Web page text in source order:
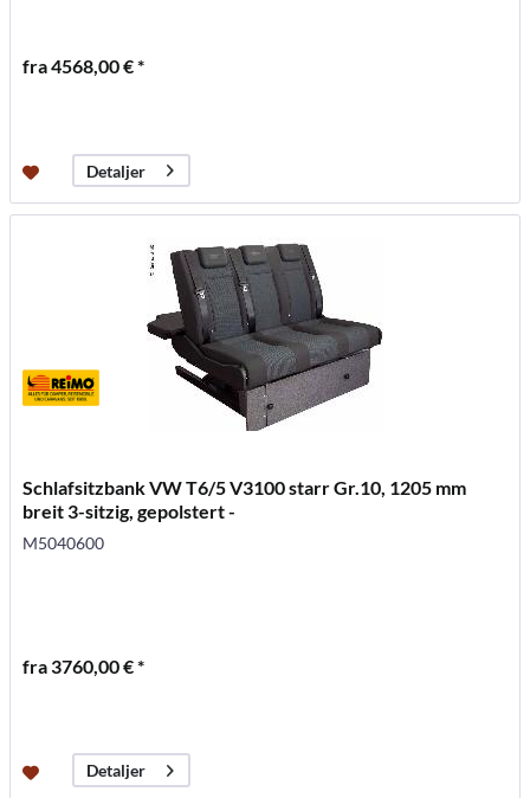
fra 4568,00 € *
Detaljer
Schlafsitzbank VW T6/5 V3100 starr Gr.10, 1205 mm
breit 3-sitzig, gepolstert -
M5040600
fra 3760,00 € *
Detaljer